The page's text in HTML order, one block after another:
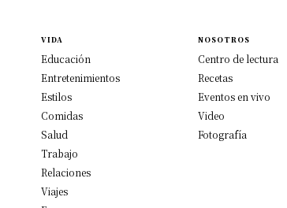
VIDA
Educación
Entretenimientos
Estilos
Comidas
Salud
Trabajo
Relaciones
Viajes
NOSOTROS
Centro de lectura
Recetas
Eventos en vivo
Video
Fotografía